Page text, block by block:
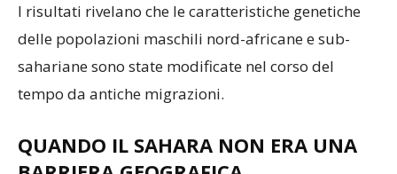
I risultati rivelano che le caratteristiche genetiche
delle popolazioni maschili nord-africane e sub-
sahariane sono state modificate nel corso del
tempo da antiche migrazioni.
QUANDO IL SAHARA NON ERA UNA